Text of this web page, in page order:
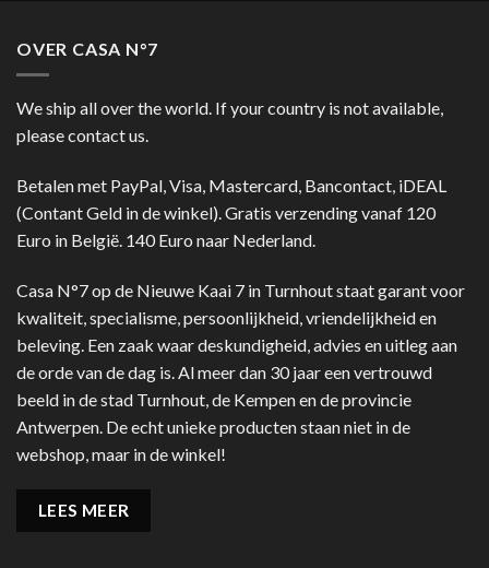
OVER CASA N°7
We ship all over the world. If your country is not available,
please contact us.
Betalen met PayPal, Visa, Mastercard, Bancontact, iDEAL
(Contant Geld in de winkel). Gratis verzending vanaf 120
Euro in België. 140 Euro naar Nederland.
Casa N°7 op de Nieuwe Kaai 7 in Turnhout staat garant voor
kwaliteit, specialisme, persoonlijkheid, vriendelijkheid en
beleving. Een zaak waar deskundigheid, advies en uitleg aan
de orde van de dag is. Al meer dan 30 jaar een vertrouwd
beeld in de stad Turnhout, de Kempen en de provincie
Antwerpen. De echt unieke producten staan niet in de
webshop, maar in de winkel!
LEES MEER